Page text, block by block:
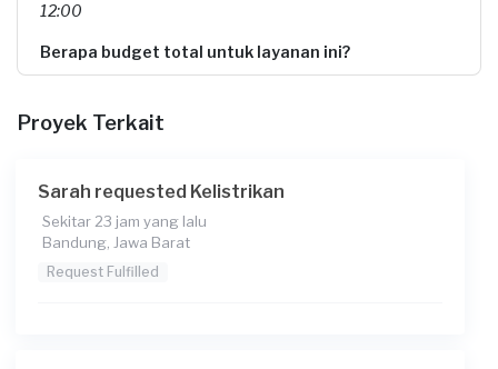
12:00
Berapa budget total untuk layanan ini?
Proyek Terkait
Sarah requested Kelistrikan
Sekitar 23 jam yang lalu
Bandung, Jawa Barat
Request Fulfilled